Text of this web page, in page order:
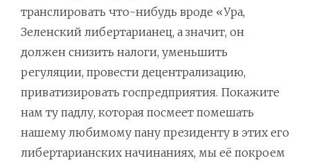
транслировать что-нибудь вроде «Ура,
Зеленский либертарианец, а значит, он
должен снизить налоги, уменьшить
регуляции, провести децентрализацию,
приватизировать госпредприятия. Покажите
нам ту падлу, которая посмеет помешать
нашему любимому пану президенту в этих его
либертарианских начинаниях, мы её покроем